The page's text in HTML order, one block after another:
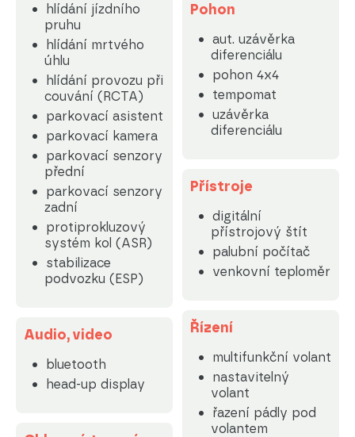
hlídání jízdního
pruhu
hlídání mrtvého
úhlu
hlídání provozu při
couvání (RCTA)
parkovací asistent
parkovací kamera
parkovací senzory
přední
parkovací senzory
zadní
protiprokluzový
systém kol (ASR)
stabilizace
podvozku (ESP)
Audio, video
bluetooth
head-up display
Pohon
aut. uzávěrka
diferenciálu
pohon 4x4
tempomat
uzávěrka
diferenciálu
Přístroje
digitální
přístrojový štít
palubní počítač
venkovní teploměr
Řízení
multifunkční volant
nastavitelný
volant
řazení pádly pod
volantem